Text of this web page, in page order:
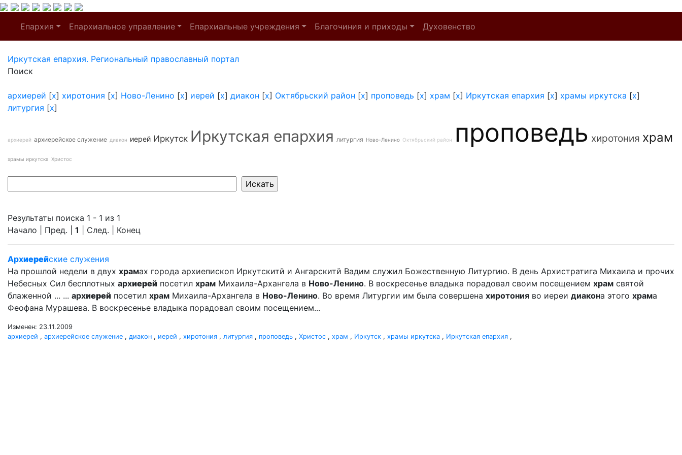
Епархия Епархиальное управление Епархиальные учреждения Благочиния и приходы Духовенство
Иркутская епархия. Региональный православный портал
Поиск
архиерей [x] хиротония [x] Ново-Ленино [x] иерей [x] диакон [x] Октябрьский район [x] проповедь [x] храм [x] Иркутская епархия [x] храмы иркутска [x]
литургия [x]
архиерей архиерейское служение диакон иерей Иркутск Иркутская епархия литургия Ново-Ленино Октябрьский район проповедь хиротония храм
храмы иркутска Христос
Результаты поиска 1 - 1 из 1
Начало | Пред. | 1 | След. | Конец
Архиерейские служения
На прошлой недели в двух храмах города архиепископ Иркутскитй и Ангарскитй Вадим служил Божественную Литургию. В день Архистратига Михаила и прочих
Небесных Сил бесплотных архиерей посетил храм Михаила-Архангела в Ново-Ленино. В воскресенье владыка порадовал своим посещением храм святой
блаженной ... ... архиерей посетил храм Михаила-Архангела в Ново-Ленино. Во время Литургии им была совершена хиротония во иереи диакона этого храма
Феофана Мурашева. В воскресенье владыка порадовал своим посещением...
Изменен: 23.11.2009
архиерей , архиерейское служение , диакон , иерей , хиротония , литургия , проповедь , Христос , храм , Иркутск , храмы иркутска , Иркутская епархия ,